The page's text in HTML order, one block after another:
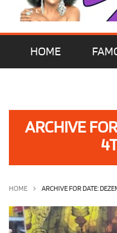
HOME
OLHA ISSO!
ARCHIVE
HOME ARCHIVE FOR DATE: